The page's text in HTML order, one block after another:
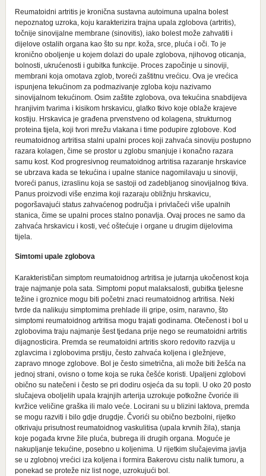
Reumatoidni artritis je kronična sustavna autoimuna upalna bolest
nepoznatog uzroka, koju karakterizira trajna upala zglobova (artritis),
točnije sinovijalne membrane (sinovitis), iako bolest može zahvatiti i
dijelove ostalih organa kao što su npr. koža, srce, pluća i oči. To je
kronično oboljenje u kojem dolazi do upale zglobova, njihovog oticanja,
bolnosti, ukrućenosti i gubitka funkcije. Proces započinje u sinoviji,
membrani koja omotava zglob, tvoreći zaštitnu vrećicu. Ova je vrećica
ispunjena tekućinom za podmazivanje zgloba koju nazivamo
sinovijalnom tekućinom. Osim zaštite zglobova, ova tekućina snabdijeva
hranjivim tvarima i kisikom hrskavicu, glatko tkivo koje oblaže krajeve
kostiju. Hrskavica je građena prvenstveno od kolagena, strukturnog
proteina tijela, koji tvori mrežu vlakana i time podupire zglobove. Kod
reumatoidnog artritisa stalni upalni proces koji zahvaća sinoviju postupno
razara kolagen, čime se prostor u zglobu smanjuje i konačno razara
samu kost. Kod progresivnog reumatoidnog artritisa razaranje hrskavice
se ubrzava kada se tekućina i upalne stanice nagomilavaju u sinoviji,
tvoreći panus, izraslinu koja se sastoji od zadebljanog sinovijalnog tkiva.
Panus proizvodi više enzima koji razaraju obližnju hrskavicu,
pogoršavajući status zahvaćenog područja i privlačeći više upalnih
stanica, čime se upalni proces stalno ponavlja. Ovaj proces ne samo da
zahvaća hrskavicu i kosti, već oštećuje i organe u drugim dijelovima
tijela.
Simtomi upale zglobova
Karakterističan simptom reumatoidnog artritisa je jutarnja ukočenost koja
traje najmanje pola sata. Simptomi poput malaksalosti, gubitka tjelesne
težine i groznice mogu biti početni znaci reumatoidnog artritisa. Neki
tvrde da nalikuju simptomima prehlade ili gripe, osim, naravno, što
simptomi reumatoidnog artritisa mogu trajati godinama. Otečenost i bol u
zglobovima traju najmanje šest tjedana prije nego se reumatoidni artritis
dijagnosticira. Premda se reumatoidni artritis skoro redovito razvija u
zglavcima i zglobovima prstiju, često zahvaća koljena i gležnjeve,
zapravo mnoge zglobove. Bol je često simetrična, ali može biti žešća na
jednoj strani, ovisno o tome koja se ruka češće koristi. Upaljeni zglobovi
obično su natečeni i često se pri dodiru osjeća da su topli. U oko 20 posto
slučajeva oboljelih upala krajnjih arterija uzrokuje potkožne čvoriće ili
kvržice veličine graška ili malo veće. Locirani su u blizini laktova, premda
se mogu razviti i bilo gdje drugdje. Čvorići su obično bezbolni, rijetko
otkrivaju prisutnost reumatoidnog vaskulitisa (upala krvnih žila), stanja
koje pogađa krvne žile pluća, bubrega ili drugih organa. Moguće je
nakupljanje tekućine, posebno u koljenima. U rijetkim slučajevima javlja
se u zglobnoj vrećici iza koljena i formira Bakerovu cistu nalik tumoru, a
ponekad se proteže niz list noge, uzrokujući bol.